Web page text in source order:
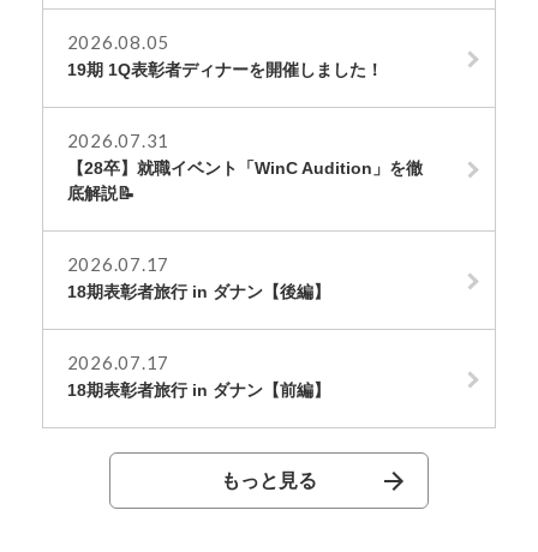
2026.08.05
19期 1Q表彰者ディナーを開催しました！
2026.07.31
【28卒】就職イベント「WinC Audition」を徹
底解説📝
2026.07.17
18期表彰者旅行 in ダナン【後編】
2026.07.17
18期表彰者旅行 in ダナン【前編】
もっと見る